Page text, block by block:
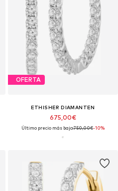
OFERTA
ETHISHER DIAMANTEN
675,00€
Último precio más bajo:750,00€-10%